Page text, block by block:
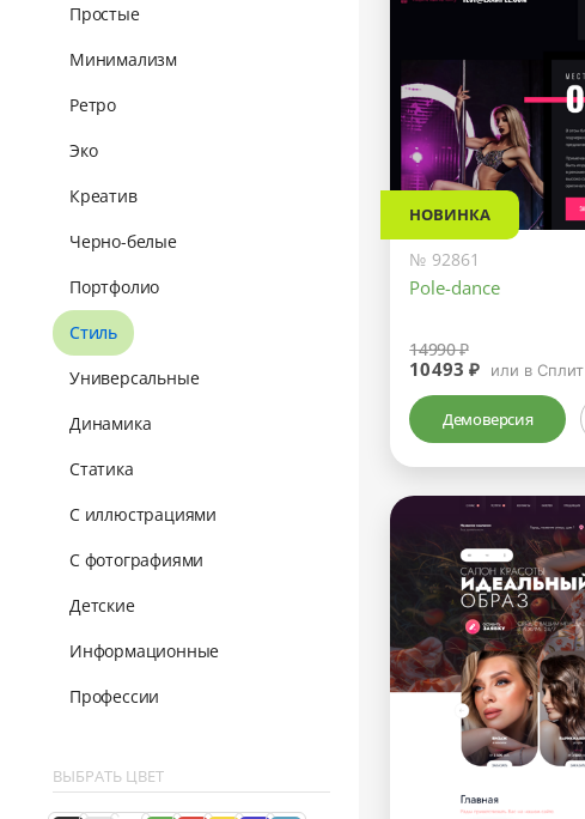
Простые
Минимализм
Ретро
Эко
Креатив
Черно-белые
Портфолио
Стиль
Универсальные
Динамика
Статика
С иллюстрациями
С фотографиями
Детские
Информационные
Профессии
ВЫБРАТЬ ЦВЕТ
НОВИНКА
№ 92861
Pole-dance
14990 ₽
10493 ₽ или в Сплит
Демоверсия